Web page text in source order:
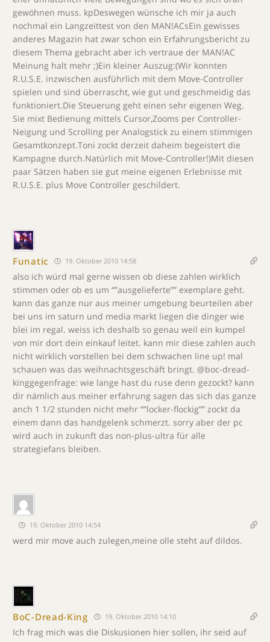
gewöhnen muss. kpDeswegen wünsche ich mir ja auch
nochmal ein Langzeittest von den MAN!ACsEin gewisses
anderes Magazin hat zwar schon ein Erfahrungsbericht zu
diesem Thema gebracht aber ich vertraue der MAN!AC
Meinung halt mehr ;)Ein kleiner Auszug:(Wir konnten
R.U.S.E. inzwischen ausführlich mit dem Move-Controller
spielen und sind überrascht, wie gut und geschmeidig das
funktioniert.Die Steuerung geht einen sehr eigenen Weg.
Sie mixt Bedienung mittels Cursor,Zooms per Controller-
Neigung und Scrolling per Analogstick zu einem stimmigen
Gesamtkonzept.Toni zockt derzeit daheim begeistert die
Kampagne durch.Natürlich mit Move-Controller!)Mit diesen
paar Sätzen haben sie gut meine eigenen Erlebnisse mit
R.U.S.E. plus Move Controller geschildert.
Funatic 19. Oktober 2010 14:58
also ich würd mal gerne wissen ob diese zahlen wirklich
stimmen oder ob es um “”ausgelieferte”” exemplare geht.
kann das ganze nur aus meiner umgebung beurteilen aber
bei uns im saturn und media markt liegen die dinger wie
blei im regal. weiss ich deshalb so genau weil ein kumpel
von mir dort dein einkauf leitet. kann mir diese zahlen auch
nicht wirklich vorstellen bei dem schwachen line up! mal
schauen was das weihnachtsgeschäft bringt. @boc-dread-
kinggegenfrage: wie lange hast du ruse denn gezockt? kann
dir nämlich aus meiner erfahrung sagen das sich das ganze
anch 1 1/2 stunden nicht mehr “”locker-flockig”” zockt da
einem dann das handgelenk schmerzt. sorry aber der pc
wird auch in zukunft das non-plus-ultra für alle
strategiefans bleiben.
19. Oktober 2010 14:54
werd mir move auch zulegen,meine olle steht auf dildos.
BoC-Dread-King 19. Oktober 2010 14:10
Ich frag mich was die Diskusionen hier sollen, ihr seid auf